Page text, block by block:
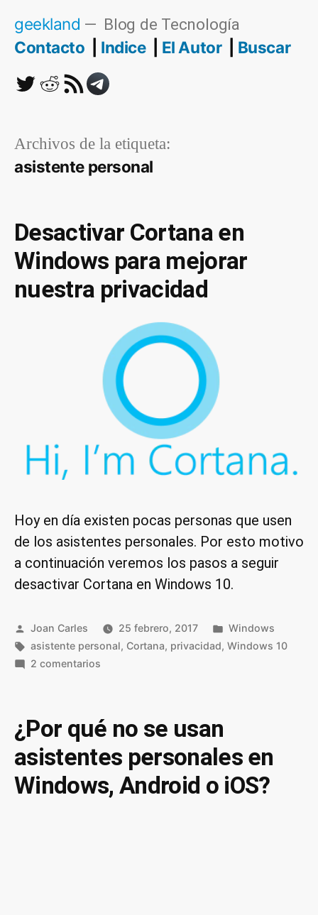
geekland Blog de Tecnología
Contacto Indice El Autor Buscar
TwitterReddit
RSSTelegram
Archivos de la etiqueta:
asistente personal
Desactivar Cortana en
Windows para mejorar
nuestra privacidad
Hoy en día existen pocas personas que usen
de los asistentes personales. Por esto motivo
a continuación veremos los pasos a seguir
desactivar Cortana en Windows 10.
Publicado
por
Joan Carles 25 febrero, 2017
Publicado
en
Windows
Etiquetas:
asistente personal, Cortana, privacidad,Windows 10
2 comentarios
Windows
para
mejorar
nuestra
¿Por qué no se usan
asistentes personales en
Windows, Android o iOS?